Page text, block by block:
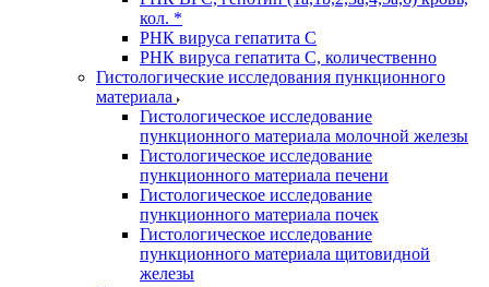
кол. *
РНК вируса гепатита C
РНК вируса гепатита C, количественно
Гистологические исследования пункционного
материала
Гистологическое исследование
пункционного материала молочной железы
Гистологическое исследование
пункционного материала печени
Гистологическое исследование
пункционного материала почек
Гистологическое исследование
пункционного материала щитовидной
железы